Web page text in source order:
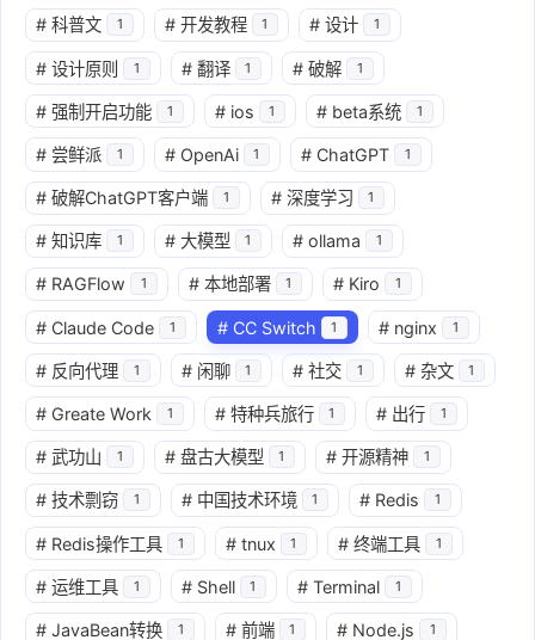
# 科普文 1 # 开发教程 1 # 设计 1
# 设计原则 1 # 翻译 1 # 破解 1
# 强制开启功能 1 # ios 1 # beta系统 1
# 尝鲜派 1 # OpenAi 1 # ChatGPT 1
# 破解ChatGPT客户端 1 # 深度学习 1
# 知识库 1 # 大模型 1 # ollama 1
# RAGFlow 1 # 本地部署 1 # Kiro 1
# Claude Code 1 # CC Switch 1 # nginx 1
# 反向代理 1 # 闲聊 1 # 社交 1 # 杂文 1
# Greate Work 1 # 特种兵旅行 1 # 出行 1
# 武功山 1 # 盘古大模型 1 # 开源精神 1
# 技术剽窃 1 # 中国技术环境 1 # Redis 1
# Redis操作工具 1 # tnux 1 # 终端工具 1
# 运维工具 1 # Shell 1 # Terminal 1
# JavaBean转换 1 # 前端 1 # Node.js 1